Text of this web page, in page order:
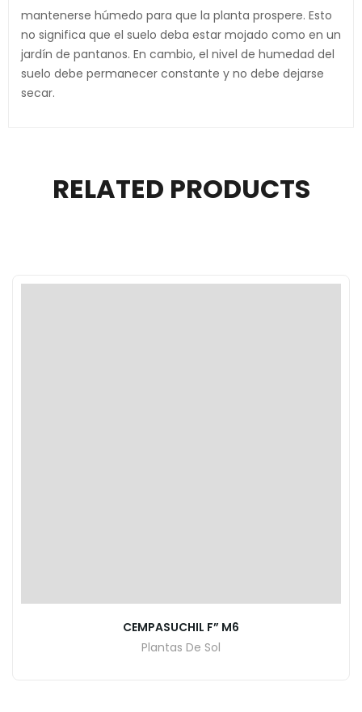
mantenerse húmedo para que la planta prospere. Esto
no significa que el suelo deba estar mojado como en un
jardín de pantanos. En cambio, el nivel de humedad del
suelo debe permanecer constante y no debe dejarse
secar.
RELATED PRODUCTS
CEMPASUCHIL F” M6
Plantas De Sol